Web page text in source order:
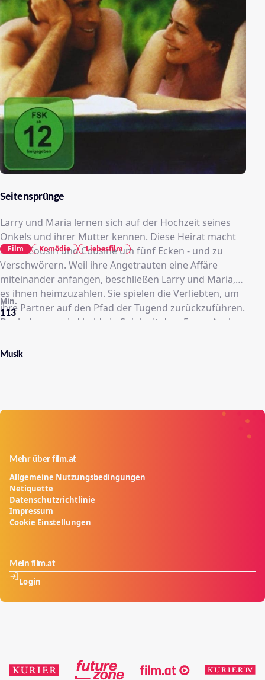
Seitensprünge
Larry und Maria lernen sich auf der Hochzeit seines
Onkels und ihrer Mutter kennen. Diese Heirat macht
sie zu Cousin und Cousine um fünf Ecken - und zu
Verschwörern. Weil ihre Angetrauten eine Affäre
miteinander anfangen, beschließen Larry und Maria,
es ihnen heimzuzahlen. Sie spielen die Verliebten, um
ihre Partner auf den Pfad der Tugend zurückzuführen.
Doch daraus wird bald ein Spiel mit dem Feuer. Auch
Liebe auf den zweiten Blick. Aber völlig verheimlichen
läßt sich ihre Liaison nicht - im Gegenteil, ihre
113
Min.
Film Komödie Liebesfilm
Musik
Mehr über film.at
Allgemeine Nutzungsbedingungen
Netiquette
Datenschutzrichtlinie
Impressum
Cookie Einstellungen
Mein film.at
Login